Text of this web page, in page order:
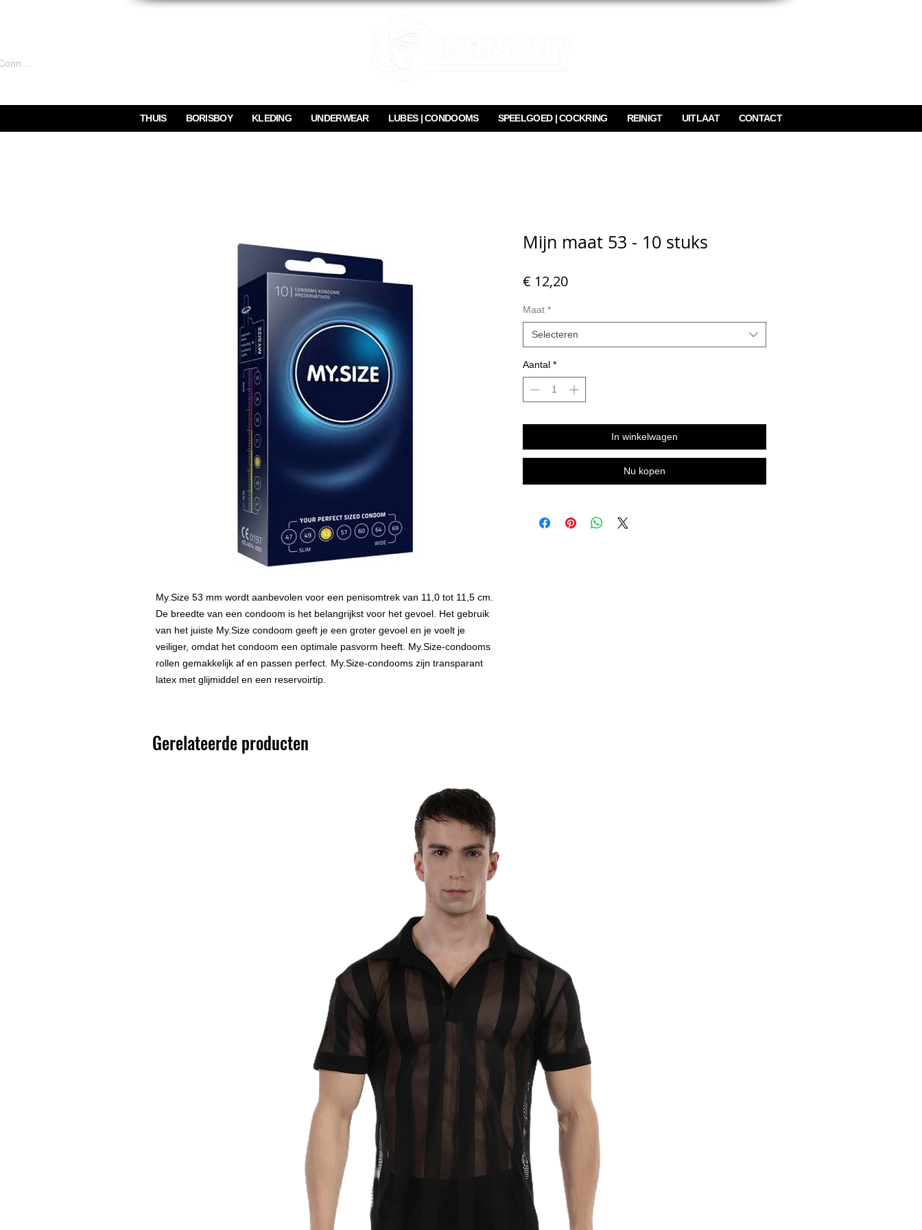
THUIS BORISBOY KLEDING UNDERWEAR LUBES | CONDOOMS SPEELGOED | COCKRING REINIGT UITLAAT CONTACT
My.Size 53 mm wordt aanbevolen voor een penisomtrek van 11,0 tot 11,5 cm.
De breedte van een condoom is het belangrijkst voor het gevoel. Het gebruik
van het juiste My.Size condoom geeft je een groter gevoel en je voelt je
veiliger, omdat het condoom een optimale pasvorm heeft. My.Size-condooms
rollen gemakkelijk af en passen perfect. My.Size-condooms zijn transparant
latex met glijmiddel en een reservoirtip.
Mijn maat 53 - 10 stuks
€ 12,20Prijs
Maat *
Selecteren
Aantal *
In winkelwagen
Nu kopen
Gerelateerde producten